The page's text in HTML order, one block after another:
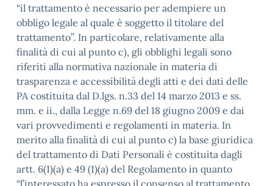
“il trattamento è necessario per adempiere un
obbligo legale al quale è soggetto il titolare del
trattamento”. In particolare, relativamente alla
finalità di cui al punto c), gli obblighi legali sono
riferiti alla normativa nazionale in materia di
trasparenza e accessibilità degli atti e dei dati delle
PA costituita dal D.lgs. n.33 del 14 marzo 2013 e ss.
mm. e ii., dalla Legge n.69 del 18 giugno 2009 e dai
vari provvedimenti e regolamenti in materia. In
merito alla finalità di cui al punto c) la base giuridica
del trattamento di Dati Personali è costituita dagli
artt. 6(1)(a) e 49 (1)(a) del Regolamento in quanto
“l’interessato ha espresso il consenso al trattamento